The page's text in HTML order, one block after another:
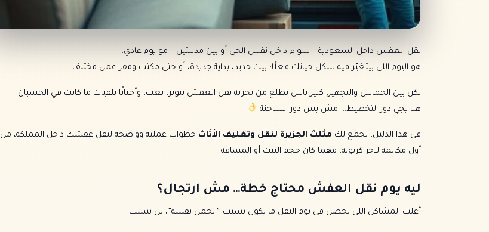
نقل العفش داخل السعودية – سواء داخل نفس الحي أو بين مدينتين – مو يوم عادي.
هو اليوم اللي بيتغيّر فيه شكل حياتك فعلًا: بيت جديد، بداية جديدة، أو حتى مكتب ومقر عمل مختلف.
لكن بين الحماس والتجهيز، كثير ناس تطلع من تجربة نقل العفش بتوتر، تعب، وأحيانًا تلفيات ما كانت في الحسبان.
هنا يجي دور التخطيط… مش بس دور الشاحنة
في هذا الدليل، تجمع لك مثلث الجزيرة لنقل وتغليف الأثاث خطوات عملية وواضحة لنقل عفشك داخل المملكة، من
أول مكالمة لآخر كرتونة، مهما كان حجم البيت أو المسافة.
ليه يوم نقل العفش محتاج خطة… مش ارتجال؟
أغلب المشاكل اللي تحصل في يوم النقل ما تكون بسبب “الحمل نفسه”، بل بسبب: